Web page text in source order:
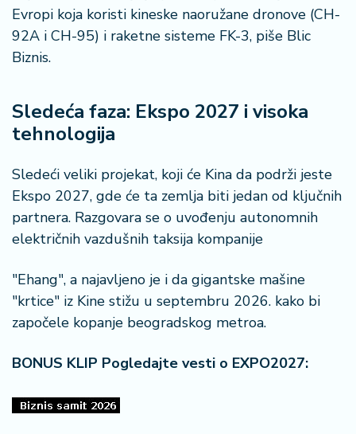
Evropi koja koristi kineske naoružane dronove (CH-
92A i CH-95) i raketne sisteme FK-3, piše Blic
Biznis.
Sledeća faza: Ekspo 2027 i visoka
tehnologija
Sledeći veliki projekat, koji će Kina da podrži jeste
Ekspo 2027, gde će ta zemlja biti jedan od ključnih
partnera. Razgovara se o uvođenju autonomnih
električnih vazdušnih taksija kompanije
"Ehang", a najavljeno je i da gigantske mašine
"krtice" iz Kine stižu u septembru 2026. kako bi
započele kopanje beogradskog metroa.
BONUS KLIP Pogledajte vesti o EXPO2027: